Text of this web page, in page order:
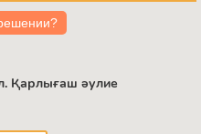
Қарлығаш әулие